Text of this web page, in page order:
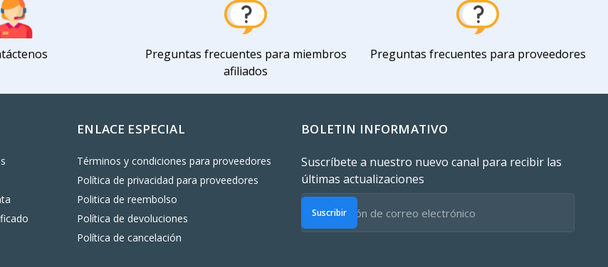
Preguntas frecuentes para miembros
afiliados
Preguntas frecuentes para proveedores
ENLACE ESPECIAL
Términos y condiciones para proveedores
Política de privacidad para proveedores
Politica de reembolso
Política de devoluciones
Política de cancelación
BOLETIN INFORMATIVO
Suscríbete a nuestro nuevo canal para recibir las
últimas actualizaciones
Suscribir